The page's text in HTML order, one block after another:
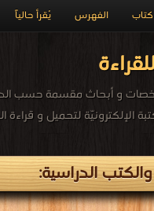
يُقرأ حالياً الفهرس
وملخصات و أبحاث مقسمة
الدراسية: